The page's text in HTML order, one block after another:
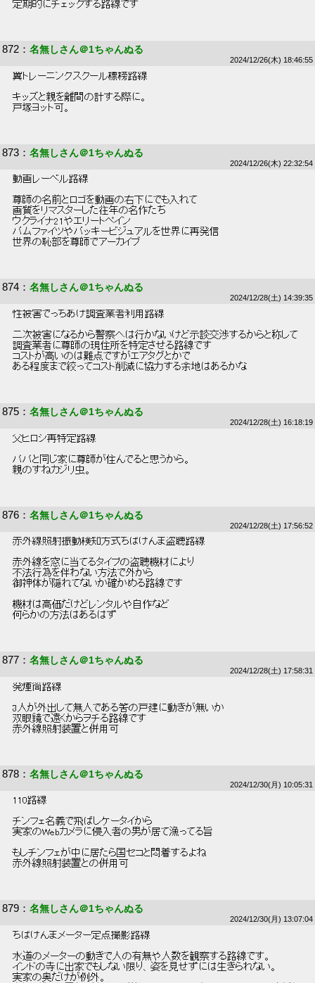
定期的にチェックする路線です
872 ： 名無しさん＠1ちゃんぬる
2024/12/26(木) 18:46:55
翼トレーニングスクール標榜路線
キッズと親を離間の計する際に。
戸塚ヨット可。
873 ： 名無しさん＠1ちゃんぬる
2024/12/26(木) 22:32:54
動画レーベル路線
尊師の名前とロゴを動画の右下にでも入れて
画質をリマスターした往年の名作たち
ウクライナ21やエリートペイン
バムファイツやバッキービジュアルを世界に再発信
世界の恥部を尊師でアーカイブ
874 ： 名無しさん＠1ちゃんぬる
2024/12/28(土) 14:39:35
性被害でっちあげ調査業者利用路線
二次被害になるから警察へは行かないけど示談交渉するからと称して
調査業者に尊師の現住所を特定させる路線です
コストが高いのは難点ですがエアタグとかで
ある程度まで絞ってコスト削減に協力する余地はあるかな
875 ： 名無しさん＠1ちゃんぬる
2024/12/28(土) 16:18:19
父ヒロシ再特定路線
パパと同じ家に尊師が住んでると思うから。
親のすねカジリ虫。
876 ： 名無しさん＠1ちゃんぬる
2024/12/28(土) 17:56:52
赤外線照射振動検知方式ちばけんま盗聴路線
赤外線を窓に当てるタイプの盗聴機材により
不法行為を伴わない方法で外から
御神体が隠れてないか確かめる路線です
機材は高価だけどレンタルや自作など
何らかの方法はあるはず
877 ： 名無しさん＠1ちゃんぬる
2024/12/28(土) 17:58:31
発煙筒路線
3人が外出して無人である筈の戸建に動きが無いか
双眼鏡で遠くからヲチる路線です
赤外線照射装置と併用可
878 ： 名無しさん＠1ちゃんぬる
2024/12/30(月) 10:05:31
110路線
チンフェ名義で飛ばしケータイから
実家のWebカメラに侵入者の男が居て漁ってる旨
もしチンフェが中に居たら国セコと悶着するよね
赤外線照射装置との併用可
879 ： 名無しさん＠1ちゃんぬる
2024/12/30(月) 13:07:04
ちばけんまメーター定点撮影路線
水道のメーターの動きで人の有無や人数を観察する路線です。
インドの寺に出家でもしない限り、姿を見せずには生きられない。
実家の奥だけが例外。